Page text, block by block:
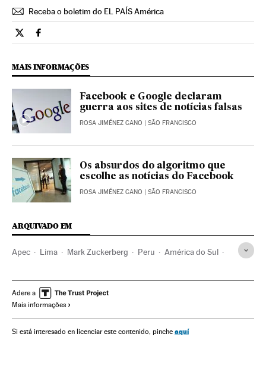
Receba o boletim do EL PAÍS América
Tecnologia El País Brasil en Twitter
Tecnologia El País Brasil en Facebook
MAIS INFORMAÇÕES
Facebook e Google declaram
guerra aos sites de notícias falsas
ROSA JIMÉNEZ CANO | SÃO FRANCISCO
Os absurdos do algoritmo que
escolhe as notícias do Facebook
ROSA JIMÉNEZ CANO | SÃO FRANCISCO
ARQUIVADO EM
Apec Lima Mark Zuckerberg Peru América do Sul
Relações exteriores
Adere a
Mais informações
Si está interesado en licenciar este contenido, pinche aquí